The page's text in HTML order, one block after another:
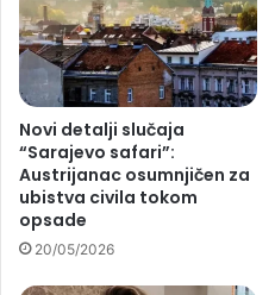
Novi detalji slučaja
“Sarajevo safari”:
Austrijanac osumnjičen za
ubistva civila tokom
opsade
20/05/2026